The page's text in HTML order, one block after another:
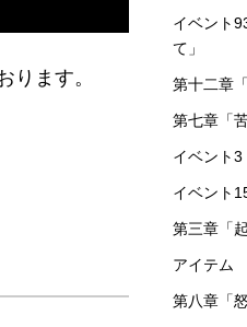
ります。
イベント
て」
第十二章
第七章「
イベント3
イベント
第三章「
アイテム
第八章「